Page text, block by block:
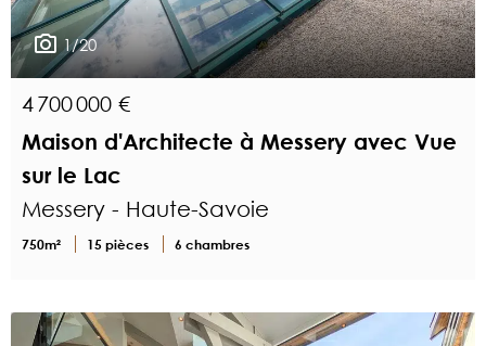
1/20
4 700 000 €
Maison d'Architecte à Messery avec Vue
sur le Lac
Messery - Haute-Savoie
750m² 15 pièces 6 chambres